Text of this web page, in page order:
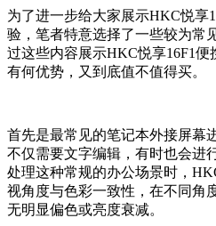
为了进一步给大家展示HKC悦享
验，笔者特意选择了一些较为常
过这些内容展示HKC悦享16F1
有何优势，又到底值不值得买。
首先是最常见的笔记本外接屏幕
不仅需要文字编辑，有时也会进
处理这种常规的办公场景时，
视角度与色彩一致性，在不同角
无明显偏色或亮度衰减。